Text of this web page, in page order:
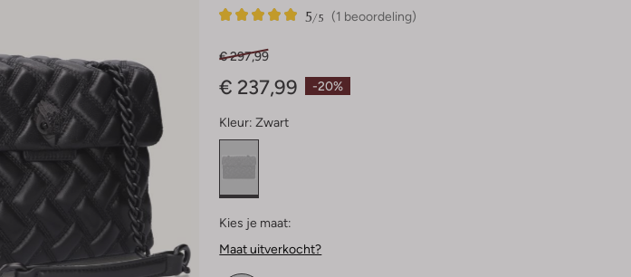
(1 beoordeling)
5/5
1
5
-20%
€ 297,99
€ 237,99
Kleur: Zwart
Kies je maat:
Maat uitverkocht?